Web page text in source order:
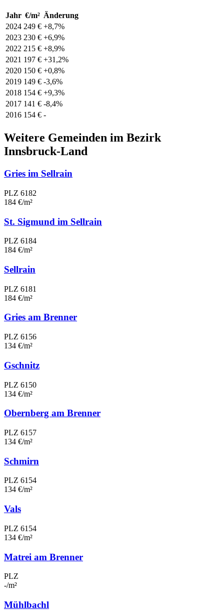
Jahr €/m² Änderung
2024 249 € +8,7%
2023 230 € +6,9%
2022 215 € +8,9%
2021 197 € +31,2%
2020 150 € +0,8%
2019 149 € -3,6%
2018 154 € +9,3%
2017 141 € -8,4%
2016 154 € -
Weitere Gemeinden im Bezirk
Innsbruck-Land
Gries im Sellrain
PLZ 6182
184 €/m²
St. Sigmund im Sellrain
PLZ 6184
184 €/m²
Sellrain
PLZ 6181
184 €/m²
Gries am Brenner
PLZ 6156
134 €/m²
Gschnitz
PLZ 6150
134 €/m²
Obernberg am Brenner
PLZ 6157
134 €/m²
Schmirn
PLZ 6154
134 €/m²
Vals
PLZ 6154
134 €/m²
Matrei am Brenner
PLZ
-/m²
Mühlbachl